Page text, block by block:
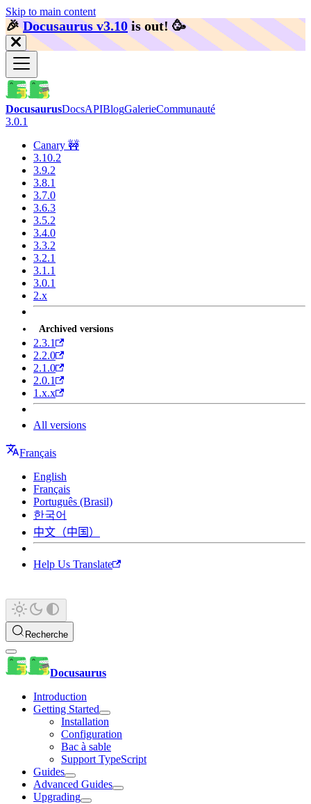
Skip to main content
🎉️Docusaurus v3.10 is out! 🥳️
DocusaurusDocsAPIBlogGalerieCommunauté
3.0.1
Canary 🚧
3.10.2
3.9.2
3.8.1
3.7.0
3.6.3
3.5.2
3.4.0
3.3.2
3.2.1
3.1.1
3.0.1
2.x
Archived versions
2.3.1
2.2.0
2.1.0
2.0.1
1.x.x
All versions
Français
English
Français
Português (Brasil)
한국어
中文（中国）
Help Us Translate
Recherche
Docusaurus
Introduction
Getting Started
Installation
Configuration
Bac à sable
Support TypeScript
Guides
Advanced Guides
Upgrading